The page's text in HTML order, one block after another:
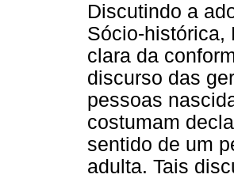
Discutindo a
Sócio-histórica,
clara da
discurso das
pessoas
costumam
sentido de um
adulta. Tais